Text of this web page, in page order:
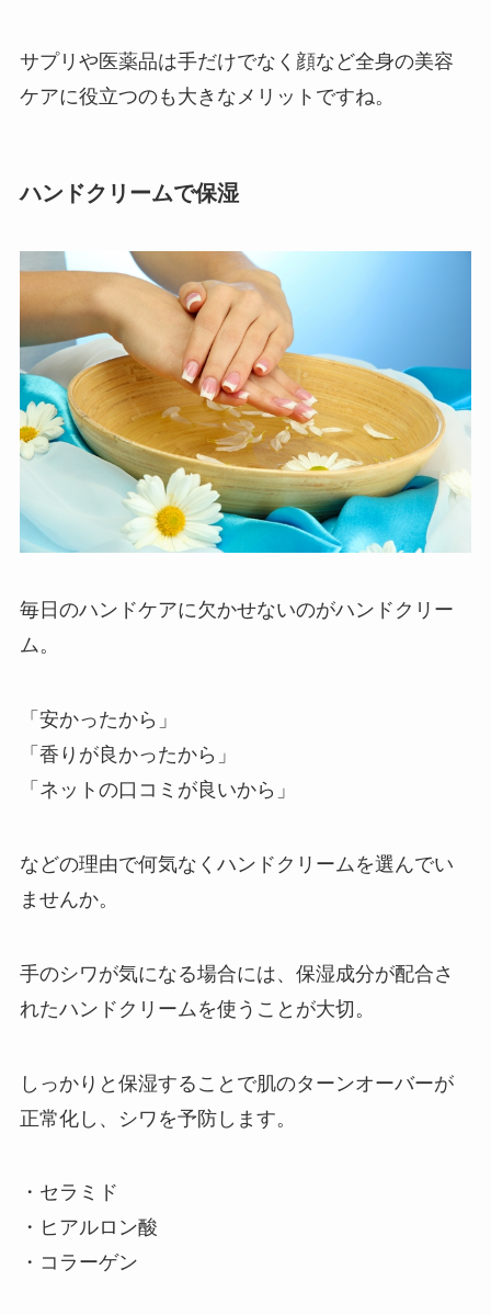
サプリや医薬品は手だけでなく顔など全身の美容
ケアに役立つのも大きなメリットですね。
ハンドクリームで保湿
毎日のハンドケアに欠かせないのがハンドクリー
ム。
「安かったから」
「香りが良かったから」
「ネットの口コミが良いから」
などの理由で何気なくハンドクリームを選んでい
ませんか。
手のシワが気になる場合には、保湿成分が配合さ
れたハンドクリームを使うことが大切。
しっかりと保湿することで肌のターンオーバーが
正常化し、シワを予防します。
・セラミド
・ヒアルロン酸
・コラーゲン